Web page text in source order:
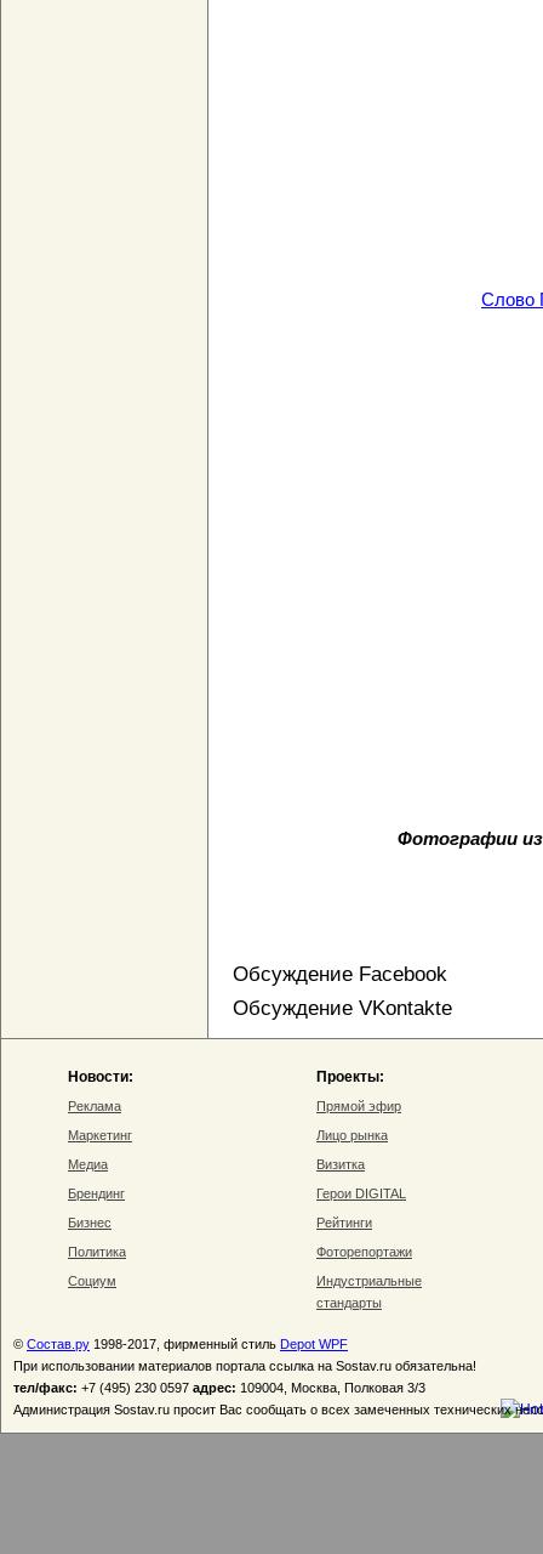
Слово
Фотографии
Обсуждение Facebook
Обсуждение VKontakte
Новости:
Реклама
Маркетинг
Медиа
Брендинг
Бизнес
Политика
Социум
Проекты:
Прямой эфир
Лицо рынка
Визитка
Герои DIGITAL
Рейтинги
Фоторепортажи
Индустриальные
стандарты
© Состав.ру 1998-2017, фирменный стиль Depot WPF
При использовании материалов портала ссылка на Sostav.ru обязательна!
тел/факс: +7 (495) 230 0597 адрес: 109004, Москва, Полковая 3/3
Администрация Sostav.ru просит Вас сообщать о всех замеченных технических